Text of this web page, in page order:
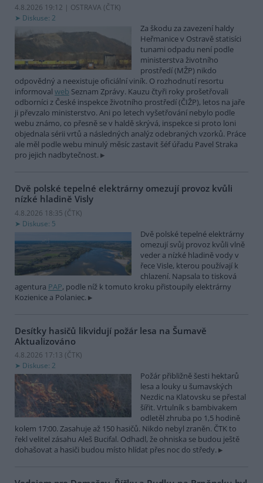
4.8.2026 19:12 | OSTRAVA (ČTK)
Diskuse: 2
Za škodu za zavezení haldy
Heřmanice v Ostravě statisíci
tunami odpadu není podle
ministerstva životního
prostředí (MŽP) nikdo
odpovědný a neexistuje oficiální viník. O rozhodnutí resortu
informoval web Seznam Zprávy. Kauzu čtyři roky prošetřovali
odborníci z České inspekce životního prostředí (ČIŽP), letos na jaře
ji převzalo ministerstvo. Ani po letech vyšetřování nebylo podle
webu známo, co přesně se v haldě skrývá, inspekce si proto loni
objednala sérii vrtů a následných analýz odebraných vzorků. Práce
ale měl podle webu minulý měsíc zastavit šéf úřadu Pavel Straka
pro jejich nadbytečnost.
Dvě polské tepelné elektrárny omezují provoz kvůli
nízké hladině Visly
4.8.2026 18:35 (ČTK)
Diskuse: 5
Dvě polské tepelné elektrárny
omezují svůj provoz kvůli vlně
veder a nízké hladině vody v
řece Visle, kterou používají k
chlazení. Napsala to tisková
agentura PAP, podle níž k tomuto kroku přistoupily elektrárny
Kozienice a Polaniec.
Desítky hasičů likvidují požár lesa na Šumavě
Aktualizováno
4.8.2026 17:13 (ČTK)
Diskuse: 2
Požár přibližně šesti hektarů
lesa a louky u šumavských
Nezdic na Klatovsku se přestal
šířit. Vrtulník s bambivakem
odletěl zhruba po 1,5 hodině
kolem 17:00. Zasahuje až 150 hasičů. Nikdo nebyl zraněn. ČTK to
řekl velitel zásahu Aleš Bucifal. Odhadl, že ohniska se budou ještě
dohašovat a hasiči budou místo hlídat přes noc do středy.